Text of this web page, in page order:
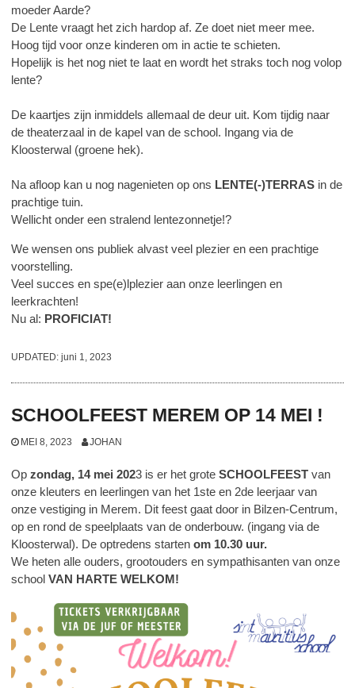
moeder Aarde?
De Lente vraagt het zich hardop af. Ze doet niet meer mee.
Hoog tijd voor onze kinderen om in actie te schieten.
Hopelijk is het nog niet te laat en wordt het straks toch nog volop
lente?
De kaartjes zijn inmiddels allemaal de deur uit. Kom tijdig naar
de theaterzaal in de kapel van de school. Ingang via de
Kloosterwal (groene hek).
Na afloop kan u nog nagenieten op ons LENTE(-)TERRAS in de
prachtige tuin.
Wellicht onder een stralend lentezonnetje!?
We wensen ons publiek alvast veel plezier en een prachtige
voorstelling.
Veel succes en spe(e)lplezier aan onze leerlingen en
leerkrachten!
Nu al: PROFICIAT!
UPDATED:juni 1, 2023
SCHOOLFEEST MEREM OP 14 MEI !
MEI 8, 2023 JOHAN
Op zondag, 14 mei 2023 is er het groteSCHOOLFEEST van
onze kleuters en leerlingen van het 1ste en 2de leerjaar van
onze vestiging in Merem. Dit feest gaat door in Bilzen-Centrum,
op en rond de speelplaats van de onderbouw. (ingang via de
Kloosterwal). De optredens startenom 10.30 uur.
We heten alle ouders, grootouders en sympathisanten van onze
schoolVAN HARTE WELKOM!